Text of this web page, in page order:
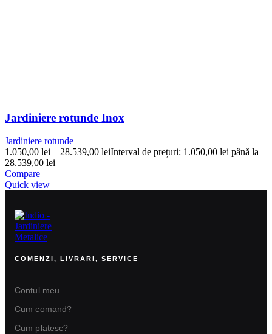
Jardiniere rotunde Inox
Jardiniere rotunde
1.050,00 lei – 28.539,00 leiInterval de prețuri: 1.050,00 lei până la
28.539,00 lei
Compare
Quick view
COMENZI, LIVRARI, SERVICE
Contul meu
Cum comand?
Cum platesc?